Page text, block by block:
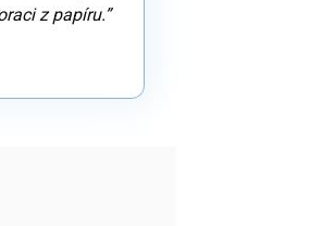
z papíru.”